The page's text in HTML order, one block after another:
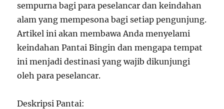
sempurna bagi para peselancar dan keindahan
alam yang mempesona bagi setiap pengunjung.
Artikel ini akan membawa Anda menyelami
keindahan Pantai Bingin dan mengapa tempat
ini menjadi destinasi yang wajib dikunjungi
oleh para peselancar.
Deskripsi Pantai: